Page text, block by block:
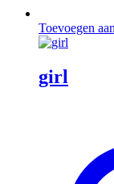
Toevoegen
girl